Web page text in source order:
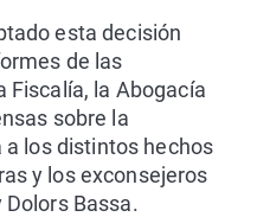
esta decisión
de las
Fiscalía, la Abogacía
sobre la
los distintos hechos
y los exconsejeros
Dolors Bassa.